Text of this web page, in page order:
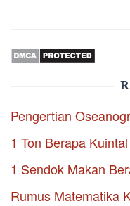
Pengertian
1 Ton Berapa
1 Sendok Makan
Rumus Matematika